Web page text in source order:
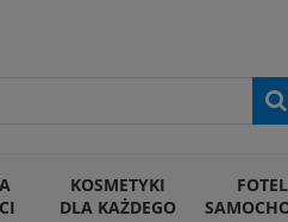
KOSMETYKI
DLA KAŻDEGO